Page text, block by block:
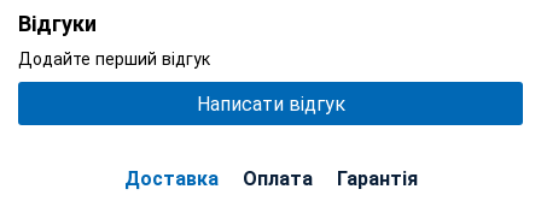
Відгуки
Додайте перший відгук
Написати відгук
Доставка Оплата Гарантія